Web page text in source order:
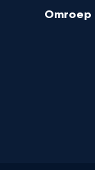
Omroep